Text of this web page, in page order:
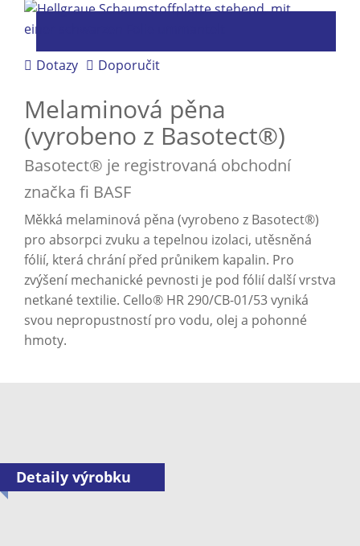
Dotazy Doporučit
Melaminová pěna
(vyrobeno z Basotect®)
Basotect® je registrovaná obchodní
značka fi BASF
Měkká melaminová pěna (vyrobeno z Basotect®)
pro absorpci zvuku a tepelnou izolaci, utěsněná
fólií, která chrání před průnikem kapalin. Pro
zvýšení mechanické pevnosti je pod fólií další vrstva
netkané textilie. Cello® HR 290/CB-01/53 vyniká
svou nepropustností pro vodu, olej a pohonné
hmoty.
Detaily výrobku